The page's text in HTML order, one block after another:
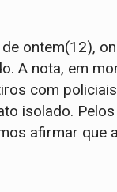
ontem(12),
A nota, em
com
isolado.
afirmar que